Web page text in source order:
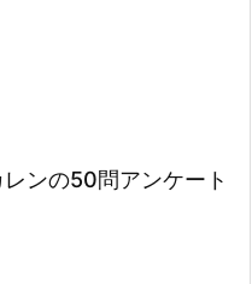
レンの50問アンケート